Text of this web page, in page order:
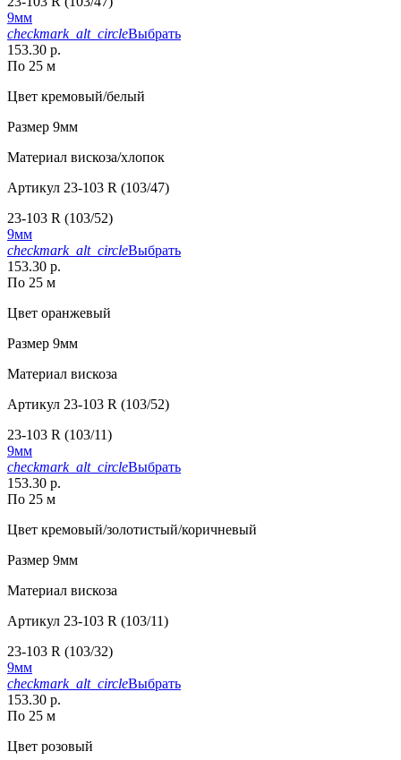
9мм
checkmark_alt_circleВыбрать
153.30 р.
По 25 м
Цвет кремовый/белый
Размер 9мм
Материал вискоза/хлопок
Артикул 23-103 R (103/47)
23-103 R (103/52)
9мм
checkmark_alt_circleВыбрать
153.30 р.
По 25 м
Цвет оранжевый
Размер 9мм
Материал вискоза
Артикул 23-103 R (103/52)
23-103 R (103/11)
9мм
checkmark_alt_circleВыбрать
153.30 р.
По 25 м
Цвет кремовый/золотистый/коричневый
Размер 9мм
Материал вискоза
Артикул 23-103 R (103/11)
23-103 R (103/32)
9мм
checkmark_alt_circleВыбрать
153.30 р.
По 25 м
Цвет розовый